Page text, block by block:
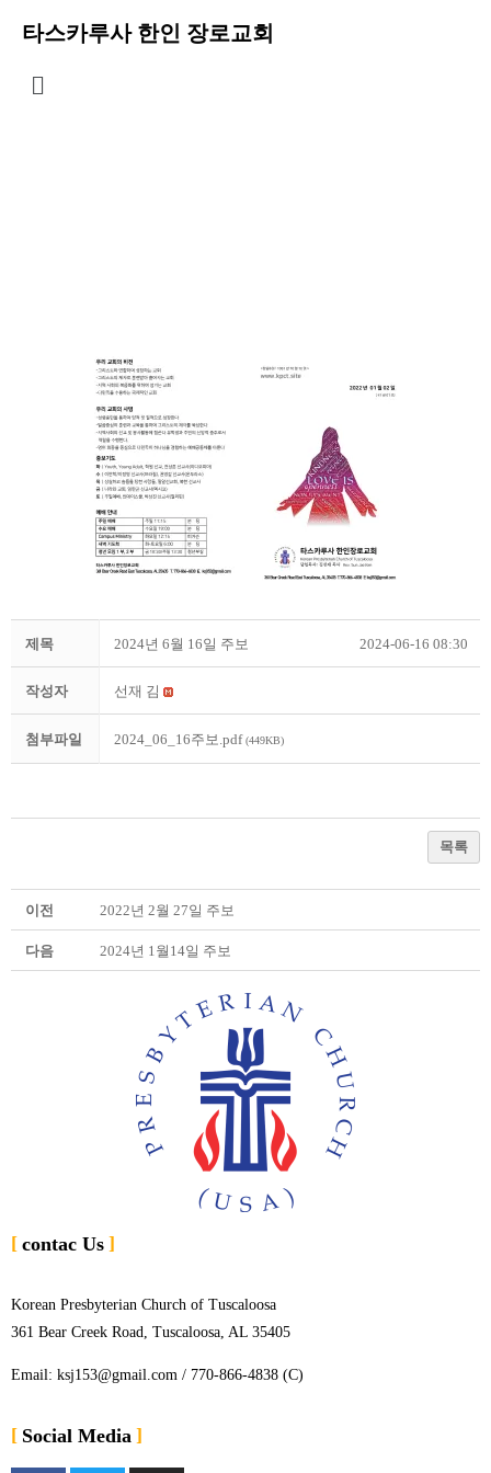
타스카루사 한인 장로교회
제목 2024년 6월 16일 주보 2024-06-16 08:30
작성자 선재 김
첨부파일 2024_06_16주보.pdf(449KB)
목록
이전 2022년 2월 27일 주보
다음 2024년 1월14일 주보
contac Us
Korean Presbyterian Church of Tuscaloosa
361 Bear Creek Road, Tuscaloosa, AL 35405
Email: ksj153@gmail.com / 770-866-4838 (C)
Social Media